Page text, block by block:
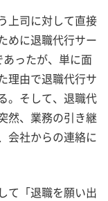
上司に対して直接
めに退職代行サー
ったが、単に面
理由で退職代行サ
。そして、退職代
然、業務の引き継
会社からの連絡に
て「退職を願い出